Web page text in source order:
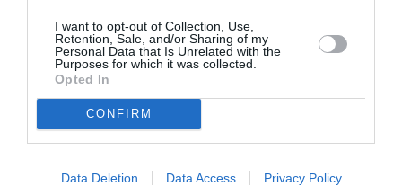
I want to opt-out of Collection, Use,
Retention, Sale, and/or Sharing of my
Personal Data that Is Unrelated with the
Purposes for which it was collected.
Opted In
CONFIRM
Data Deletion Data Access Privacy Policy
Η πόρνη από πάνω,
με την Κατερίνα
Διδασκάλου στο
Βεάκειο
Άλκηστις, του
Ευριπίδη σε
σκηνοθεσία